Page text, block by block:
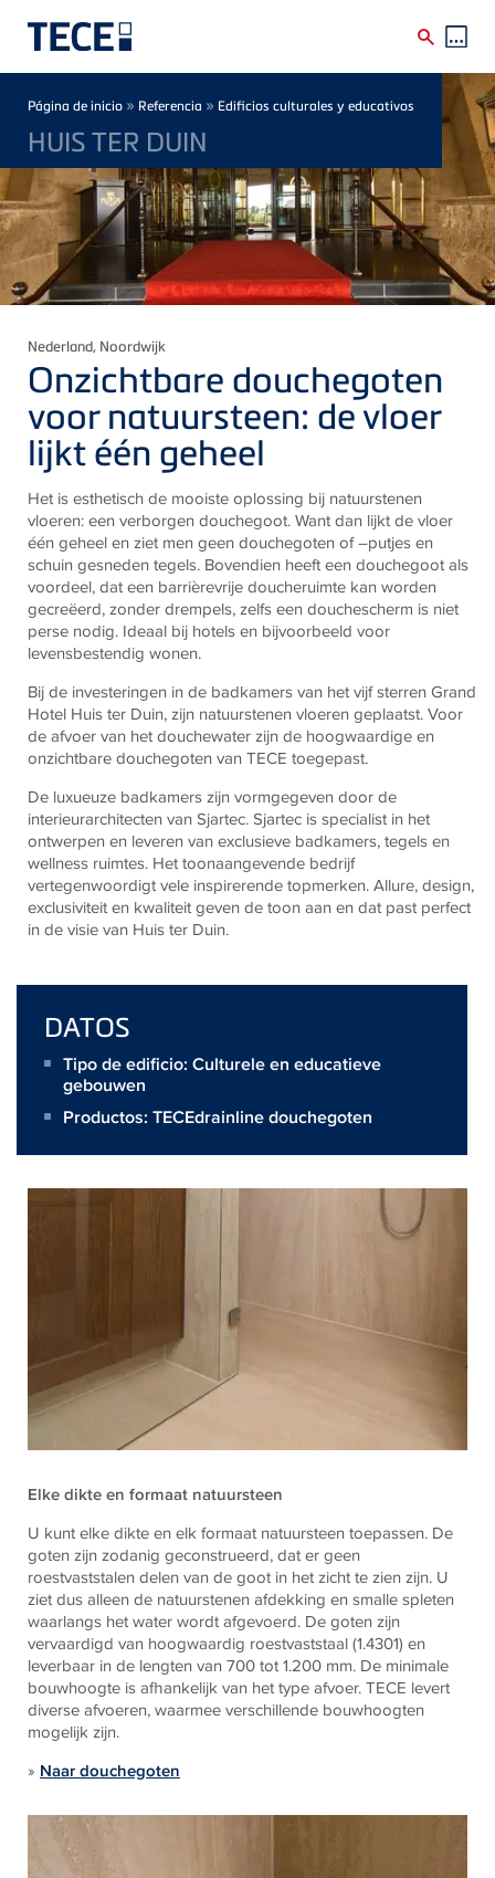
Breadcrumb
Página de inicio » Referencia » Edificios culturales y educativos
HUIS TER DUIN
Nederland, Noordwijk
Onzichtbare douchegoten
voor natuursteen: de vloer
lijkt één geheel
Het is esthetisch de mooiste oplossing bij natuurstenen
vloeren: een verborgen douchegoot. Want dan lijkt de vloer
één geheel en ziet men geen douchegoten of –putjes en
schuin gesneden tegels. Bovendien heeft een douchegoot als
voordeel, dat een barrièrevrije doucheruimte kan worden
gecreëerd, zonder drempels, zelfs een douchescherm is niet
perse nodig. Ideaal bij hotels en bijvoorbeeld voor
levensbestendig wonen.
Bij de investeringen in de badkamers van het vijf sterren Grand
Hotel Huis ter Duin, zijn natuurstenen vloeren geplaatst. Voor
de afvoer van het douchewater zijn de hoogwaardige en
onzichtbare douchegoten vanTECE toegepast.
De luxueuze badkamers zijn vormgegeven door de
interieurarchitecten van Sjartec. Sjartec is specialist in het
ontwerpen en leveren van exclusieve badkamers, tegels en
wellness ruimtes. Het toonaangevende bedrijf
vertegenwoordigt vele inspirerende topmerken. Allure, design,
exclusiviteit en kwaliteit geven de toon aan en dat past perfect
in de visie van Huis ter Duin.
DATOS
Tipo de edificio: Culturele en educatieve
gebouwen
Productos: TECEdrainline douchegoten
Elke dikte en formaat natuursteen
U kunt elke dikte en elk formaat natuursteen toepassen. De
goten zijn zodanig geconstrueerd, dat er geen
roestvaststalen delen van de goot in het zicht te zien zijn. U
ziet dus alleen de natuurstenen afdekking en smalle spleten
waarlangs het water wordt afgevoerd. De goten zijn
vervaardigd van hoogwaardig roestvaststaal (1.4301) en
leverbaar in de lengten van 700 tot 1.200 mm. De minimale
bouwhoogte is afhankelijk van het type afvoer.TECE levert
diverse afvoeren, waarmee verschillende bouwhoogten
mogelijk zijn.
» Naar douchegoten